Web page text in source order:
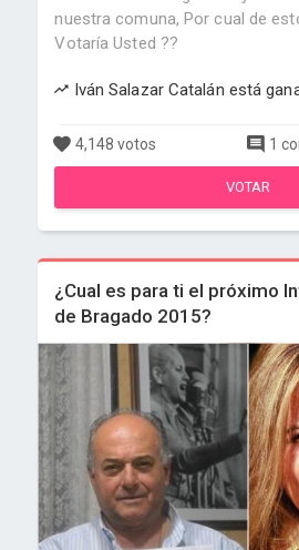
nuestra comuna, Por cual de
Votaría Usted ??
Iván Salazar Catalán está
4,148 votos 1
VOTAR
¿Cual es para ti el próximo
de Bragado 2015?